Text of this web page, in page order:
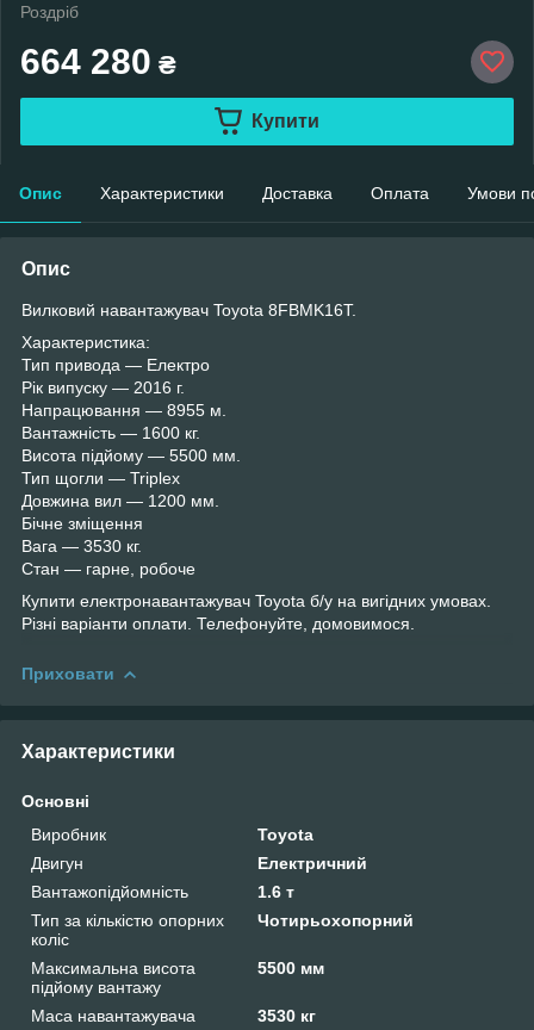
Роздріб
664 280 ₴
Купити
Опис Характеристики Доставка Оплата Умови
Опис
Вилковий навантажувач Toyota 8FBMK16T.
Характеристика:
Тип привода — Електро
Рік випуску — 2016 г.
Напрацювання — 8955 м.
Вантажність — 1600 кг.
Висота підйому — 5500 мм.
Тип щогли — Triplex
Довжина вил — 1200 мм.
Бічне зміщення
Вага — 3530 кг.
Стан — гарне, робоче
Купити електронавантажувач Toyota б/у на вигідних умовах.
Різні варіанти оплати. Телефонуйте, домовимося.
Приховати
Характеристики
Основні
Виробник
Toyota
Двигун
Електричний
Вантажопідйомність
1.6 т
Тип за кількістю опорних
коліс
Чотирьохопорний
Максимальна висота
підйому вантажу
5500 мм
Маса навантажувача
3530 кг